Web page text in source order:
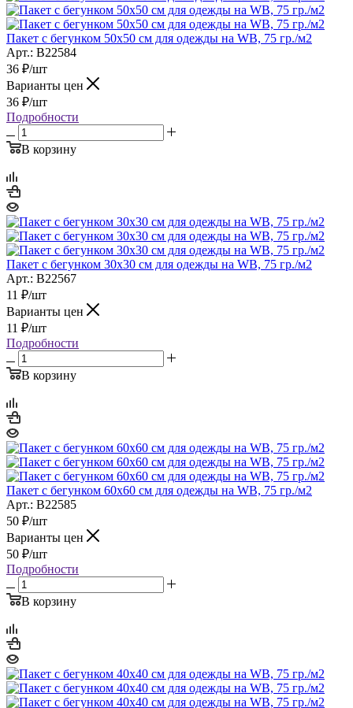
Пакет с бегунком 50х50 см для одежды на WB, 75 гр./м2
Арт.: B22584
36 ₽/шт
Варианты цен
36 ₽/шт
Подробности
В корзину
Пакет с бегунком 30х30 см для одежды на WB, 75 гр./м2
Арт.: B22567
11 ₽/шт
Варианты цен
11 ₽/шт
Подробности
В корзину
Пакет с бегунком 60х60 см для одежды на WB, 75 гр./м2
Арт.: B22585
50 ₽/шт
Варианты цен
50 ₽/шт
Подробности
В корзину